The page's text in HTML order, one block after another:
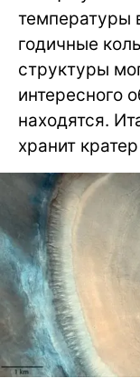
температуры
годичные
структуры
интересного
находятся.
хранит